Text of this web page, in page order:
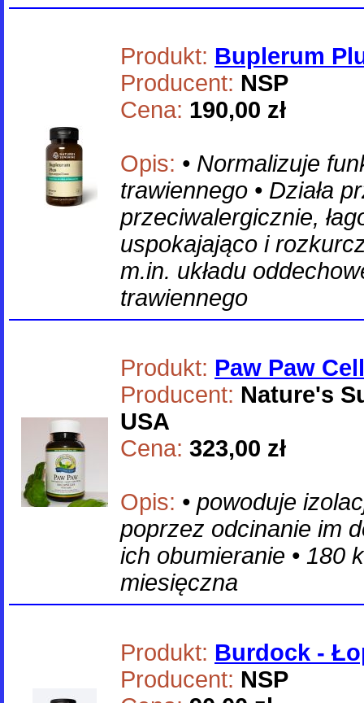
Produkt: Buplerum
Producent: NSP
Cena: 190,00 zł
Opis: • Normalizuje
trawiennego • Działa
przeciwalergicznie,
uspokajająco i
m.in. układu
trawiennego
Produkt: Paw Paw
Producent: Nature's
USA
Cena: 323,00 zł
Opis: • powoduje
poprzez odcinanie im
ich obumieranie • 180
miesięczna
Produkt: Burdock -
Producent: NSP